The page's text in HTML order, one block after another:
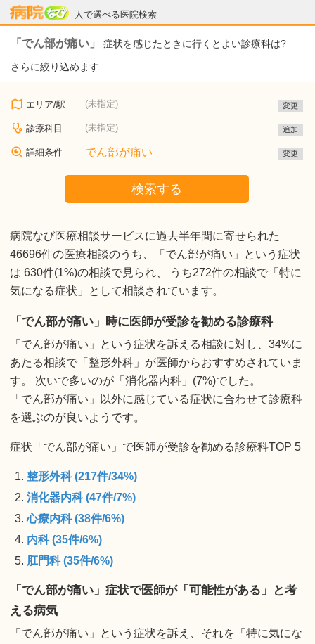
人で選べる医院検索
病院なび
「でん部が痛い」 症状を感じたときに行くとよい診療科は?
さらに絞り込めます
エリア/駅 (未指定) 変更
診療科目 (未指定) 追加
詳細条件 でん部が痛い 変更
検索する
病院なび医療相談サービスに過去半年間に寄せられた
46696件の医療相談のうち、「でん部が痛い」という症状
は 630件(1%)の相談で見られ、 うち272件の相談で「特に
気になる症状」として相談されています。
「でん部が痛い」時に医師が受診を勧める診療科
「でん部が痛い」という症状を訴える相談に対し、34%に
あたる相談で「整形外科」が医師からおすすめされていま
す。 次いで多いのが「消化器内科」(7%)でした。
「でん部が痛い」以外に感じている症状に合わせて診療科
を選ぶのが良いようです。
症状「でん部が痛い」で医師が受診を勧める診療科TOP 5
整形外科 (217件/34%)
消化器内科 (47件/7%)
心療内科 (38件/6%)
内科 (35件/6%)
肛門科 (35件/6%)
「でん部が痛い」症状で医師が「可能性がある」と考
える病気
「でん部が痛い」という症状を訴え、それを「特に気にな